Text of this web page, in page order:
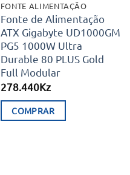
FONTE ALIMENTAÇÃO
Fonte de Alimentação
ATX Gigabyte UD1000GM
PG5 1000W Ultra
Durable 80 PLUS Gold
Full Modular
278.440Kz
COMPRAR